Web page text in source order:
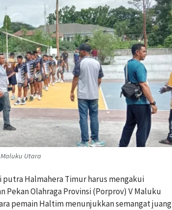
Utara
putra Halmahera Timur harus mengakui
Olahraga Provinsi (Porprov) V Maluku
pemain Haltim menunjukkan semangat juang